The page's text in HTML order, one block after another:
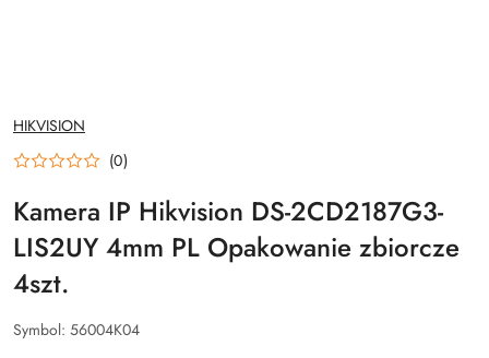
NAZWA
PRODUCENTA:
HIKVISION
(0)
Kamera IP Hikvision DS-2CD2187G3-
LIS2UY 4mm PL Opakowanie zbiorcze
4szt.
Symbol: 56004K04